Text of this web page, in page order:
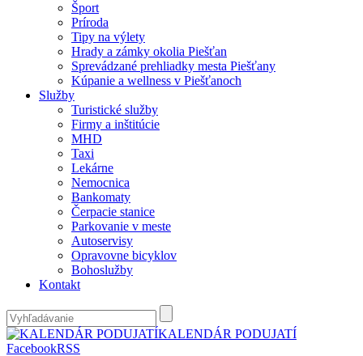
Šport
Príroda
Tipy na výlety
Hrady a zámky okolia Piešťan
Sprevádzané prehliadky mesta Piešťany
Kúpanie a wellness v Piešťanoch
Služby
Turistické služby
Firmy a inštitúcie
MHD
Taxi
Lekárne
Nemocnica
Bankomaty
Čerpacie stanice
Parkovanie v meste
Autoservisy
Opravovne bicyklov
Bohoslužby
Kontakt
KALENDÁR PODUJATÍ
FacebookRSS